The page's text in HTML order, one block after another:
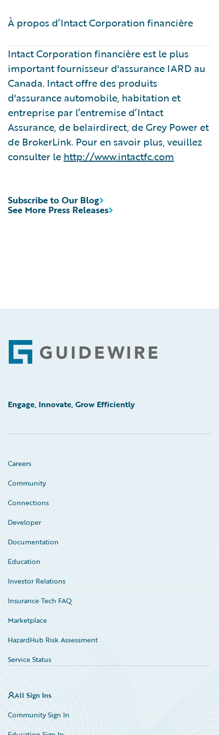
À propos d’Intact Corporation financière ​
Intact Corporation financière est le plus
important fournisseur d'assurance IARD au
Canada. Intact offre des produits
d'assurance automobile, habitation et
entreprise par l’entremise d’Intact
Assurance, de belairdirect, de Grey Power et
de BrokerLink. Pour en savoir plus, veuillez
consulter le http://www.intactfc.com
See More Press Releases
Subscribe to Our Blog
Footer
Engage, Innovate, Grow Efficiently
Careers
Community
Connections
Developer
Documentation
Education
Investor Relations
Insurance Tech FAQ
Marketplace
HazardHub Risk Assessment
Service Status
All Sign Ins
Community Sign In